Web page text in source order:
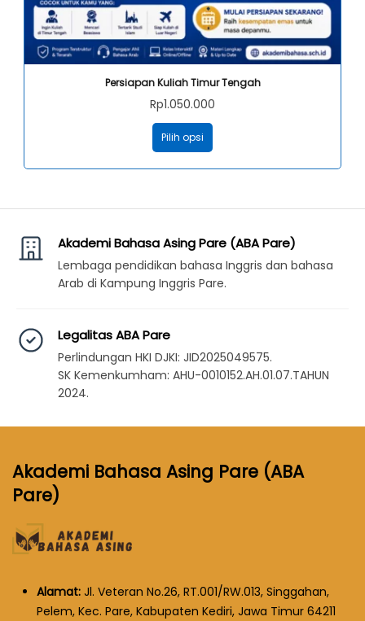
Pilihan
dapat
di
halaman
program
Persiapan Kuliah Timur Tengah
Rp1.050.000
Pilih opsi
Program
ini
ini
dapat
diambil
Akademi Bahasa Asing Pare (ABA Pare)
Lembaga pendidikan bahasa Inggris dan bahasa
Arab di Kampung Inggris Pare.
Legalitas ABA Pare
Perlindungan HKI DJKI: JID2025049575.
SK Kemenkumham: AHU-0010152.AH.01.07.TAHUN
2024.
Akademi Bahasa Asing Pare (ABA
Pare)
Alamat: Jl. Veteran No.26, RT.001/RW.013, Singgahan,
Pelem, Kec. Pare, Kabupaten Kediri, Jawa Timur 64211